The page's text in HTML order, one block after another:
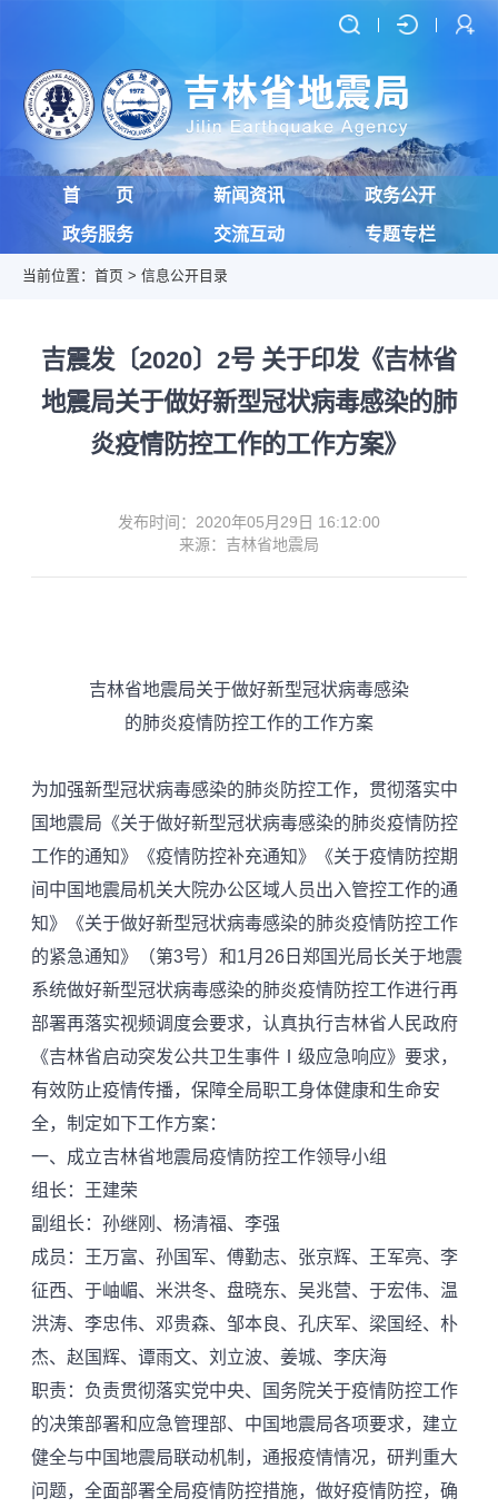
首 页 新闻资讯 政务公开
政务服务 交流互动 专题专栏
当前位置： 首页 > 信息公开目录
吉震发〔2020〕2号 关于印发《吉林省
地震局关于做好新型冠状病毒感染的肺
炎疫情防控工作的工作方案》
发布时间：2020年05月29日 16:12:00
来源：吉林省地震局
吉林省地震局关于做好新型冠状病毒感染
的肺炎疫情防控工作的工作方案
为加强新型冠状病毒感染的肺炎防控工作，贯彻落实中
国地震局《关于做好新型冠状病毒感染的肺炎疫情防控
工作的通知》《疫情防控补充通知》《关于疫情防控期
间中国地震局机关大院办公区域人员出入管控工作的通
知》《关于做好新型冠状病毒感染的肺炎疫情防控工作
的紧急通知》（第3号）和1月26日郑国光局长关于地震
系统做好新型冠状病毒感染的肺炎疫情防控工作进行再
部署再落实视频调度会要求，认真执行吉林省人民政府
《吉林省启动突发公共卫生事件Ⅰ级应急响应》要求，
有效防止疫情传播，保障全局职工身体健康和生命安
全，制定如下工作方案：
一、成立吉林省地震局疫情防控工作领导小组
组长：王建荣
副组长：孙继刚、杨清福、李强
成员：王万富、孙国军、傅勤志、张京辉、王军亮、李
征西、于岫嵋、米洪冬、盘晓东、吴兆营、于宏伟、温
洪涛、李忠伟、邓贵森、邹本良、孔庆军、梁国经、朴
杰、赵国辉、谭雨文、刘立波、姜城、李庆海
职责：负责贯彻落实党中央、国务院关于疫情防控工作
的决策部署和应急管理部、中国地震局各项要求，建立
健全与中国地震局联动机制，通报疫情情况，研判重大
问题，全面部署全局疫情防控措施，做好疫情防控，确